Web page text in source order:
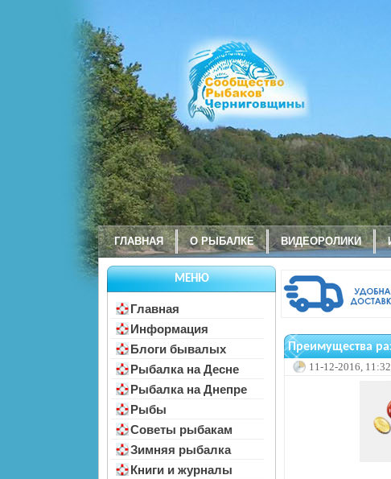
ГЛАВНАЯ О РЫБАЛКЕ ВИДЕОРОЛИКИ
МЕНЮ
Главная
Информация
Блоги бывалых
Рыбалка на Десне
Рыбалка на Днепре
Рыбы
Советы рыбакам
Зимняя рыбалка
Книги и журналы
Преимущества
11-12-2016, 11:32